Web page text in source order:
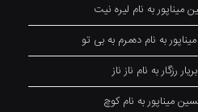
به نام لیره نیت
به نام دەمرم بە بی تو
رزگار به نام ناز ناز
میناپور به نام کوچ